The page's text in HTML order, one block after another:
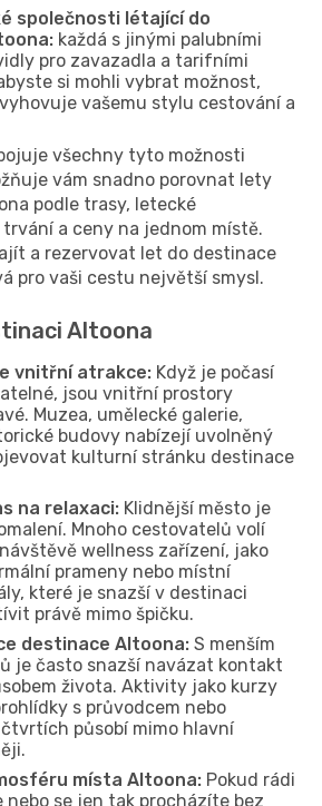
společnosti létající do
každá s jinými palubními
pro zavazadla a tarifními
si mohli vybrat možnost,
vašemu stylu cestování a
všechny tyto možnosti
vám snadno porovnat lety
podle trasy, letecké
a ceny na jednom místě.
a rezervovat let do destinace
pro vaši cestu největší smysl.
Altoona
vnitřní atrakce: Když je počasí
jsou vnitřní prostory
Muzea, umělecké galerie,
budovy nabízejí uvolněný
kulturní stránku destinace
na relaxaci: Klidnější město je
Mnoho cestovatelů volí
wellness zařízení, jako
prameny nebo místní
které je snazší v destinaci
právě mimo špičku.
destinace Altoona: S menším
je často snazší navázat kontakt
života. Aktivity jako kurzy
s průvodcem nebo
působí mimo hlavní
místa Altoona: Pokud rádi
se jen tak procházíte bez